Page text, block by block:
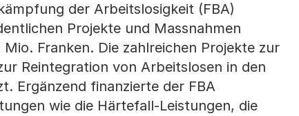
der Arbeitslosigkeit (FBA)
Projekte und Massnahmen
Franken. Die zahlreichen Projekte zur
Reintegration von Arbeitslosen in den
Ergänzend finanzierte der FBA
wie die Härtefall-Leistungen, die